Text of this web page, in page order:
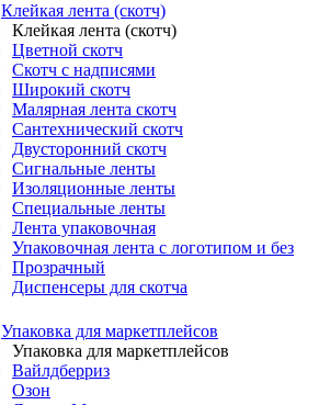
Клейкая лента (скотч)
Клейкая лента (скотч)
Цветной скотч
Скотч с надписями
Широкий скотч
Малярная лента скотч
Сантехнический скотч
Двусторонний скотч
Сигнальные ленты
Изоляционные ленты
Специальные ленты
Лента упаковочная
Упаковочная лента с логотипом и без
Прозрачный
Диспенсеры для скотча
Упаковка для маркетплейсов
Упаковка для маркетплейсов
Вайлдберриз
Озон